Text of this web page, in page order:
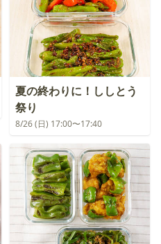
夏の終わりに！ししとう
祭り
8/26 (日) 17:00〜17:40